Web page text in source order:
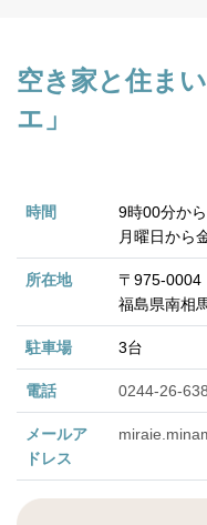
空き家と住ま
エ」
時間
9時00分か
月曜日から
所在地
〒975-0004
福島県南相
駐車場 3台
電話 0244-26-
メールア
ドレス